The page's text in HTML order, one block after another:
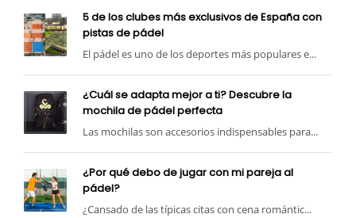
5 de los clubes más exclusivos de España con
pistas de pádel
El pádel es uno de los deportes más populares e...
¿Cuál se adapta mejor a ti? Descubre la
mochila de pádel perfecta
Las mochilas son accesorios indispensables para...
¿Por qué debo de jugar con mi pareja al
pádel?
¿Cansado de las típicas citas con cena romántic...